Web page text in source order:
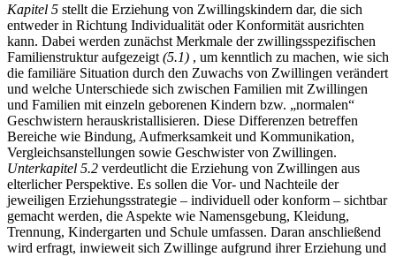
Kapitel 5 stellt die Erziehung von Zwillingskindern dar, die sich
entweder in Richtung Individualität oder Konformität ausrichten
kann. Dabei werden zunächst Merkmale der zwillingsspezifischen
Familienstruktur aufgezeigt (5.1) , um kenntlich zu machen, wie sich
die familiäre Situation durch den Zuwachs von Zwillingen verändert
und welche Unterschiede sich zwischen Familien mit Zwillingen
und Familien mit einzeln geborenen Kindern bzw. „normalen“
Geschwistern herauskristallisieren. Diese Differenzen betreffen
Bereiche wie Bindung, Aufmerksamkeit und Kommunikation,
Vergleichsanstellungen sowie Geschwister von Zwillingen.
Unterkapitel 5.2 verdeutlicht die Erziehung von Zwillingen aus
elterlicher Perspektive. Es sollen die Vor- und Nachteile der
jeweiligen Erziehungsstrategie – individuell oder konform – sichtbar
gemacht werden, die Aspekte wie Namensgebung, Kleidung,
Trennung, Kindergarten und Schule umfassen. Daran anschließend
wird erfragt, inwieweit sich Zwillinge aufgrund ihrer Erziehung und